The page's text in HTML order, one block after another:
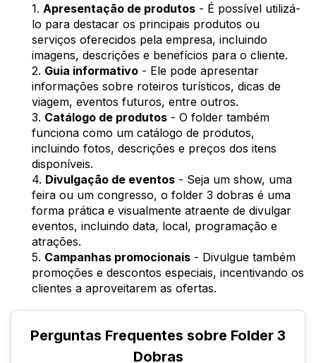
1. Apresentação de produtos - É possível utilizá-
lo para destacar os principais produtos ou
serviços oferecidos pela empresa, incluindo
imagens, descrições e benefícios para o cliente.
2. Guia informativo - Ele pode apresentar
informações sobre roteiros turísticos, dicas de
viagem, eventos futuros, entre outros.
3. Catálogo de produtos - O folder também
funciona como um catálogo de produtos,
incluindo fotos, descrições e preços dos itens
disponíveis.
4. Divulgação de eventos - Seja um show, uma
feira ou um congresso, o folder 3 dobras é uma
forma prática e visualmente atraente de divulgar
eventos, incluindo data, local, programação e
atrações.
5. Campanhas promocionais - Divulgue também
promoções e descontos especiais, incentivando os
clientes a aproveitarem as ofertas.
Perguntas Frequentes sobre Folder 3
Dobras